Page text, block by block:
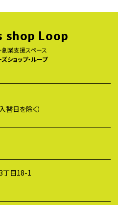
Loop
創業支援スペース
ショップ・ループ
替日を除く）
丁目18-1